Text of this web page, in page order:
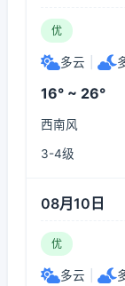
优
多云
16° ~ 26°
西南风
3-4级
08月10日
优
多云